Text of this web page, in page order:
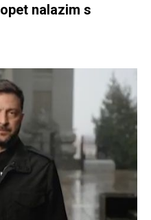
nalazim s